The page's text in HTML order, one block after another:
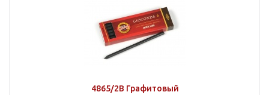
4865/2В Графитовый